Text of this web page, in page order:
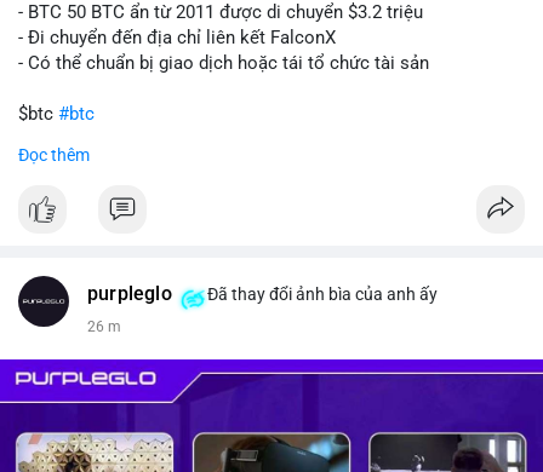
- BTC 50 BTC ẩn từ 2011 được di chuyển $3.2 triệu
- Đi chuyển đến địa chỉ liên kết FalconX
- Có thể chuẩn bị giao dịch hoặc tái tổ chức tài sản
$btc #btc
#vlikevn
📰 Nguồn: CoinDesk
Đọc thêm
purpleglo Đã thay đổi ảnh bìa của anh ấy
27 m